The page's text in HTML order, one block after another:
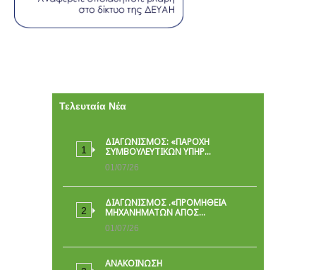
Τελευταία Νέα
ΔΙΑΓΩΝΙΣΜΟΣ: «ΠΑΡΟΧΉ
ΣΥΜΒΟΥΛΕΥΤΙΚΏΝ ΥΠΗΡ…
01/07/26
ΔΙΑΓΩΝΙΣΜΟΣ .«ΠΡΟΜΗΘΕΙΑ
ΜΗΧΑΝΗΜΑΤΩΝ ΑΠΟΣ…
01/07/26
ΑΝΑΚΟΙΝΩΣΗ